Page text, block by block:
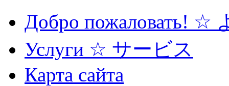
Добро пожаловать! ☆
Услуги ☆ サービス
Карта сайта